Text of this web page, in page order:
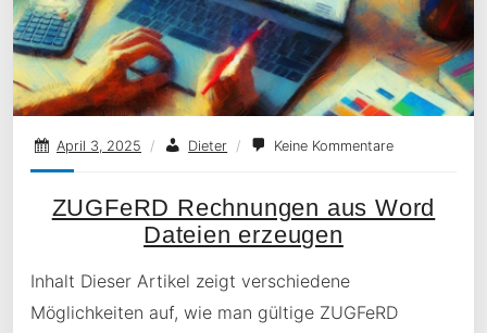
April 3, 2025 / Dieter / Keine Kommentare
ZUGFeRD Rechnungen aus Word
Dateien erzeugen
Inhalt Dieser Artikel zeigt verschiedene
Möglichkeiten auf, wie man gültige ZUGFeRD